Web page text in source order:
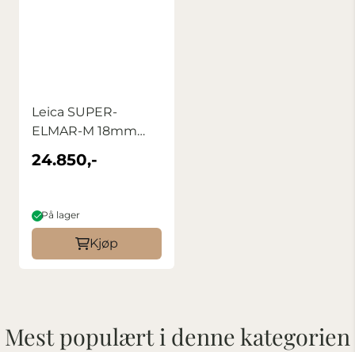
Leica SUPER-
ELMAR-M 18mm
F3.8 ASPH svart
brukt
24.850,-
På lager
Kjøp
Mest populært i denne kategorien